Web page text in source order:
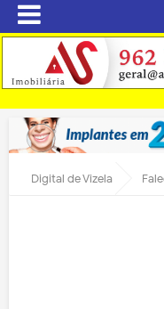
Digital de Vizela